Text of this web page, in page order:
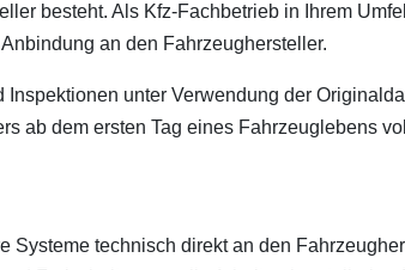
besteht. Als Kfz-Fachbetrieb in Ihrem
an den Fahrzeughersteller.
unter Verwendung der
ab dem ersten Tag eines Fahrzeuglebens
Systeme technisch direkt an den